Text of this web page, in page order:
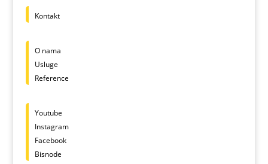
Kontakt
O nama
Usluge
Reference
Youtube
Instagram
Facebook
Bisnode